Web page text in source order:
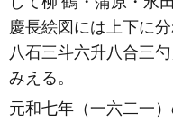
慶長絵図には上下に
八石三斗六升八合三
みえる。
元和七年 （一六二一）